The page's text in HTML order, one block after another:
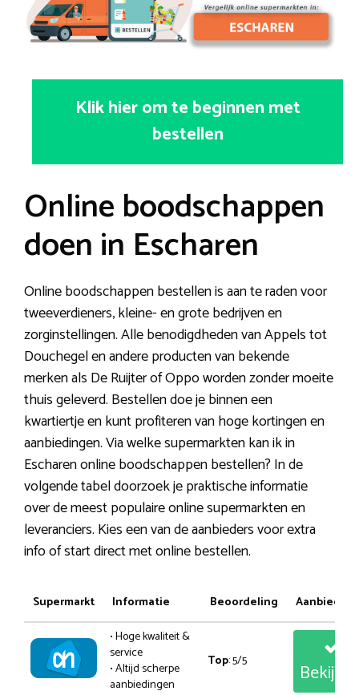
Klik hier om te beginnen met
bestellen
Online boodschappen
doen in Escharen
Online boodschappen bestellen is aan te raden voor
tweeverdieners, kleine- en grote bedrijven en
zorginstellingen. Alle benodigdheden van Appels tot
Douchegel en andere producten van bekende
merken als De Ruijter of Oppo worden zonder moeite
thuis geleverd. Bestellen doe je binnen een
kwartiertje en kunt profiteren van hoge kortingen en
aanbiedingen. Via welke supermarkten kan ik in
Escharen online boodschappen bestellen? In de
volgende tabel doorzoek je praktische informatie
over de meest populaire online supermarkten en
leveranciers. Kies een van de aanbieders voor extra
info of start direct met online bestellen.
Supermarkt Informatie Beoordeling
• Hoge kwaliteit &
service
• Altijd scherpe
aanbiedingen
Top: 5/5